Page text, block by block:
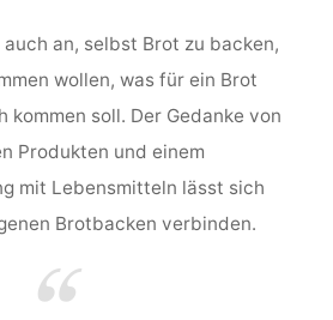
an, selbst Brot zu backen,
wollen, was für ein Brot
kommen soll. Der Gedanke von
Produkten und einem
mit Lebensmitteln lässt sich
Brotbacken verbinden.